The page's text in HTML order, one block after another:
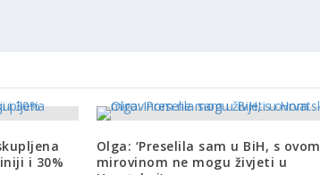
i 30%
Olga: ‘Preselila sam u BiH, s ovom
mirovinom ne mogu živjeti u